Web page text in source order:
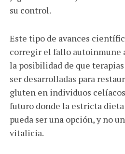
su control.
Este tipo de avances
corregir el fallo autoinmune
la posibilidad de que
ser desarrolladas para
gluten en individuos
futuro donde la estricta
pueda ser una opción, y no
vitalicia.